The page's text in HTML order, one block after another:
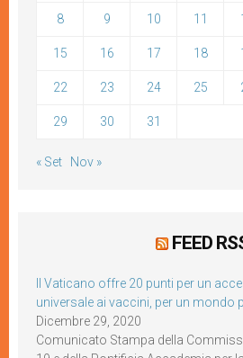
8 9 10 11
15 16 17 18
22 23 24 25
29 30 31
« Set Nov »
FEED
Il Vaticano offre 20 punti per un
universale ai vaccini, per un mondo
Dicembre 29, 2020
Comunicato Stampa della